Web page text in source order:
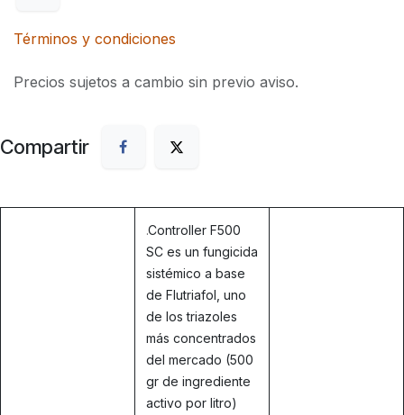
Términos y condiciones
Precios sujetos a cambio sin previo aviso.
Compartir
.Controller F500
SC es un fungicida
sistémico a base
de Flutriafol, uno
de los triazoles
más concentrados
del mercado (500
gr de ingrediente
activo por litro)